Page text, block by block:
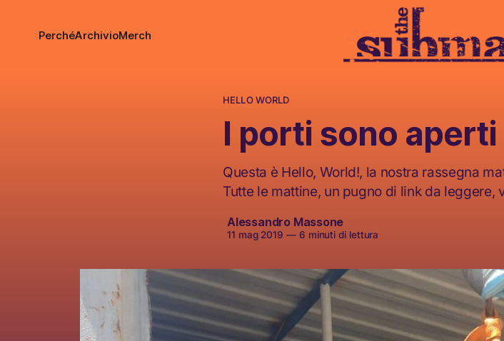
PerchéArchivioMerch
HELLO WORLD
I porti sono aperti
Questa è Hello, World!, la nostra rassegna
Tutte le mattine, un pugno di link da leggere,
Alessandro Massone
11 mag 2019 —6 minuti di lettura